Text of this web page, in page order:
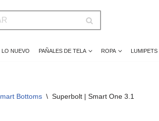
LO NUEVO PAÑALES DE TELA ROPA LUMIPETS
Bottoms \ Superbolt | Smart One 3.1